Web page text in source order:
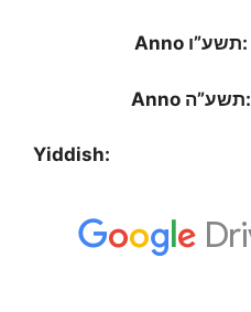
Anno תשע”ו:
Anno תשע”ה:
Yiddish: